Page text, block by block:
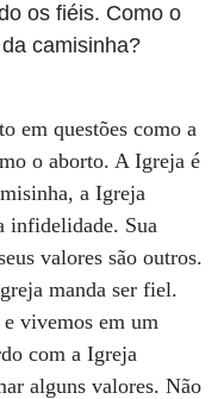
os fiéis. Como o
camisinha?
em questões como a
o aborto. A Igreja é
a Igreja
infidelidade. Sua
valores são outros.
manda ser fiel.
vivemos em um
com a Igreja
alguns valores. Não